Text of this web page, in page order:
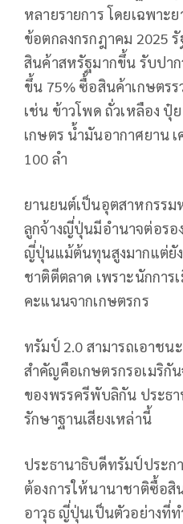
หลายรายการ โดยเฉพาะ
ข้อตกลงกรกฎาคม 2025
สินค้าสหรัฐมากขึ้น รับปาก
ขึ้น 75% ซื้อสินค้าเกษตร
เช่น ข้าวโพด ถั่วเหลือง ปุ๋
เกษตร น้ำมันอากาศยาน
100 ลำ
ยานยนต์เป็นอุตสาหกรร
ลูกจ้างญี่ปุ่นมีอำนาจต่อรอ
ญี่ปุ่นแม้ต้นทุนสูงมากแต่ยั
ชาติตีตลาด เพราะนักการ
คะแนนจากเกษตรกร
ทรัมป์ 2.0 สามารถเอาชน
สำคัญคือเกษตรกรอเมริกั
ของพรรครีพับลิกัน ประธ
รักษาฐานเสียงเหล่านี้
ประธานาธิบดีทรัมป์ประก
ต้องการให้นานาชาติซื้อสิ
อาวุธ ญี่ปุ่นเป็นตัวอย่างที่